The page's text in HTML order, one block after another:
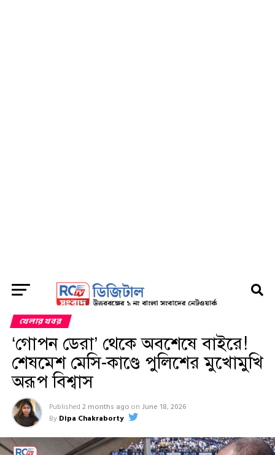
খেলার খবর
‘গোপন ডেরা’ থেকে অবশেষে বাইরে!
শেষমেশ মেসি-কাণ্ডে পুলিশের মুখোমুখি
অরূপ বিশ্বাস
Published 2 months ago on June 18, 2026
By Dipa Chakraborty